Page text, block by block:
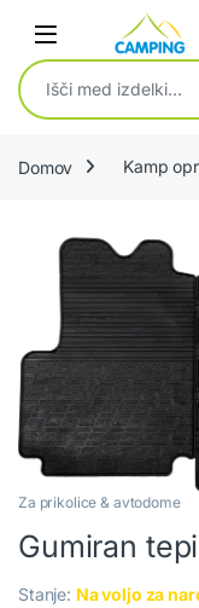
Išči:
Domov Kamp
Za prikolice & avtodome
Gumiran
Stanje: Na voljo za